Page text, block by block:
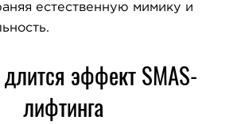
естественную мимику и
эффект SMAS-
лифтинга